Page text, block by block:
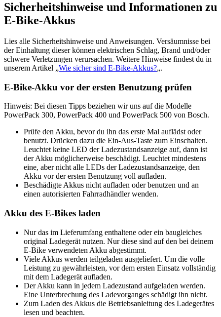
Sicherheitshinweise und Informationen zu
E-Bike-Akkus
Lies alle Sicherheitshinweise und Anweisungen. Versäumnisse bei
der Einhaltung dieser können elektrischen Schlag, Brand und/oder
schwere Verletzungen verursachen. Weitere Hinweise findest du in
unserem Artikel „Wie sicher sind E-Bike-Akkus?„.
E-Bike-Akku vor der ersten Benutzung prüfen
Hinweis: Bei diesen Tipps beziehen wir uns auf die Modelle
PowerPack 300, PowerPack 400 und PowerPack 500 von Bosch.
Prüfe den Akku, bevor du ihn das erste Mal auflädst oder
benutzt. Drücken dazu die Ein-Aus-Taste zum Einschalten.
Leuchtet keine LED der Ladezustandsanzeige auf, dann ist
der Akku möglicherweise beschädigt. Leuchtet mindestens
eine, aber nicht alle LEDs der Ladezustandsanzeige, den
Akku vor der ersten Benutzung voll aufladen.
Beschädigte Akkus nicht aufladen oder benutzen und an
einen autorisierten Fahrradhändler wenden.
Akku des E-Bikes laden
Nur das im Lieferumfang enthaltene oder ein baugleiches
original Ladegerät nutzen. Nur diese sind auf den bei deinem
E-Bike verwendeten Akku abgestimmt.
Viele Akkus werden teilgeladen ausgeliefert. Um die volle
Leistung zu gewährleisten, vor dem ersten Einsatz vollständig
mit dem Ladegerät aufladen.
Der Akku kann in jedem Ladezustand aufgeladen werden.
Eine Unterbrechung des Ladevorganges schädigt ihn nicht.
Zum Laden des Akkus die Betriebsanleitung des Ladegerätes
lesen und beachten.